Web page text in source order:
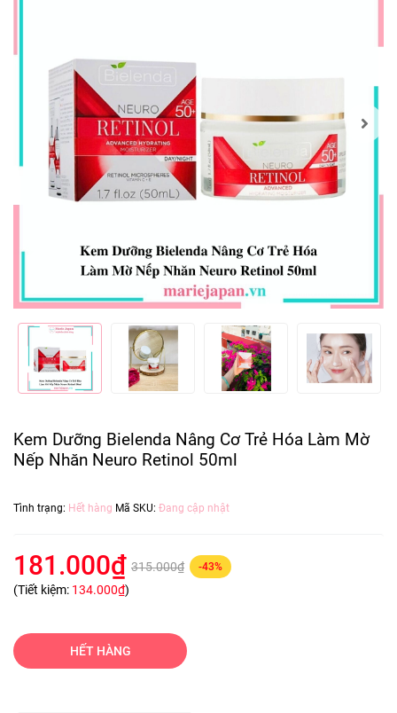
Kem Dưỡng Bielenda Nâng Cơ Trẻ Hóa Làm Mờ
Nếp Nhăn Neuro Retinol 50ml
Tình trạng: Hết hàng Mã SKU: Đang cập nhật
181.000₫ 315.000₫ -43%
(Tiết kiệm: 134.000₫)
HẾT HÀNG